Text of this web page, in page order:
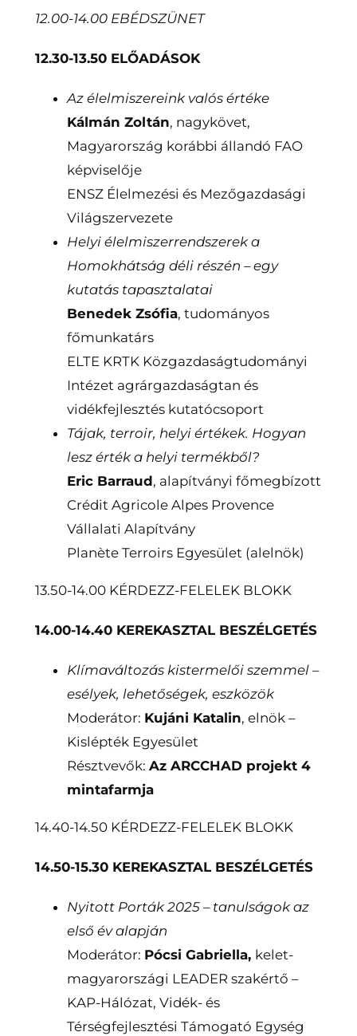
12.00-14.00 EBÉDSZÜNET
12.30-13.50 ELŐADÁSOK
Az élelmiszereink valós értéke
Kálmán Zoltán, nagykövet,
Magyarország korábbi állandó FAO
képviselője
ENSZ Élelmezési és Mezőgazdasági
Világszervezete
Helyi élelmiszerrendszerek a
Homokhátság déli részén – egy
kutatás tapasztalatai
Benedek Zsófia, tudományos
főmunkatárs
ELTE KRTK Közgazdaságtudományi
Intézet agrárgazdaságtan és
vidékfejlesztés kutatócsoport
Tájak, terroir, helyi értékek. Hogyan
lesz érték a helyi termékből?
Eric Barraud, alapítványi főmegbízott
Crédit Agricole Alpes Provence
Vállalati Alapítvány
Planète Terroirs Egyesület (alelnök)
13.50-14.00 KÉRDEZZ-FELELEK BLOKK
14.00-14.40 KEREKASZTAL BESZÉLGETÉS
Klímaváltozás kistermelői szemmel –
esélyek, lehetőségek, eszközök
Moderátor: Kujáni Katalin, elnök –
Kislépték Egyesület
Résztvevők: Az ARCCHAD projekt 4
mintafarmja
14.40-14.50 KÉRDEZZ-FELELEK BLOKK
14.50-15.30 KEREKASZTAL BESZÉLGETÉS
Nyitott Porták 2025 – tanulságok az
első év alapján
Moderátor: Pócsi Gabriella, kelet-
magyarországi LEADER szakértő –
KAP-Hálózat, Vidék- és
Térségfejlesztési Támogató Egység